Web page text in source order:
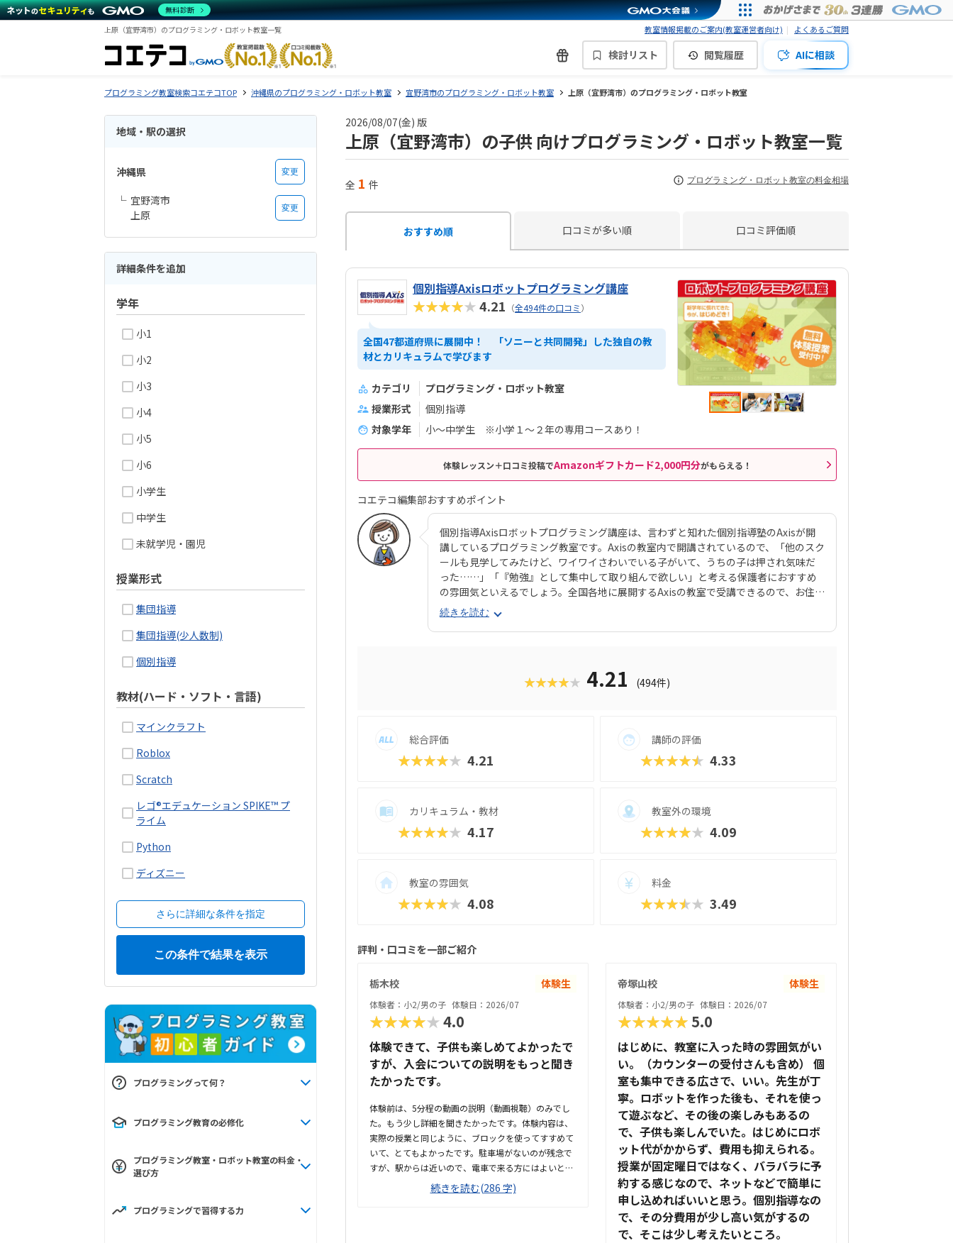
上原（宜野湾市）のプログラミング・ロボット教室一覧 教室情報掲載のご案内(教室運営者向け) よくあるご質問
検討リスト 閲覧履歴 AIに相談
プログラミング教室検索コエテコTOP 沖縄県のプログラミング・ロボット教室 宜野湾市のプログラミング・ロボット教室 上原（宜野湾市）のプログラミング・ロボット教室
地域・駅の選択
沖縄県 変更
宜野湾市
上原
変更
詳細条件を追加
学年
小1
小2
小3
小4
小5
小6
小学生
中学生
未就学児・園児
授業形式
集団指導
集団指導(少人数制)
個別指導
教材(ハード・ソフト・言語)
マインクラフト
Roblox
Scratch
レゴ®エデュケーション SPIKE™ プ
ライム
Python
ディズニー
さらに詳細な条件を指定
プログラミングって何？
プログラミング教育の必修化
プログラミング教室・ロボット教室の料金・
選び方
プログラミングで習得する力
2026/08/07(金) 版
上原（宜野湾市）の子供 向けプログラミング・ロボット教室一覧
全 1 件 プログラミング・ロボット教室の料金相場
おすすめ順 口コミが多い順 口コミ評価順
個別指導Axisロボットプログラミング講座
★★★★★4.21 （全494件の口コミ）
全国47都道府県に展開中！ 「ソニーと共同開発」した独自の教
材とカリキュラムで学びます
カテゴリ
プログラミング・ロボット教室
授業形式
個別指導
対象学年
小～中学生 ※小学１～２年の専用コースあり！
体験レッスン＋口コミ投稿でAmazonギフトカード2,000円分がもらえる！
コエテコ編集部おすすめポイント
個別指導Axisロボットプログラミング講座は、言わずと知れた個別指導塾のAxisが開
講しているプログラミング教室です。Axisの教室内で開講されているので、「他のスク
ールも見学してみたけど、ワイワイさわいでいる子がいて、うちの子は押され気味だ
った……」「『勉強』として集中して取り組んで欲しい」と考える保護者におすすめ
の雰囲気といえるでしょう。全国各地に展開するAxisの教室で受講できるので、お住ま
いの近くでも通いやすい環境が見つかります。教材は運営会社のワオ・コーポレーシ
ョンとソニー・グローバルエデュケーションが共同開発したロボット、KOOV®︎（クー
ブ）。半透明のカラフルなブロックを組み合わせながらロボットを組み立てていくの
プログラミング言語「Python（パイソン）」を学べるマスターコースも用意されてい
＋テキスト費2,860円（80分×月2回）、マスターコースは11,000円＋教材費2,640円
＋テキスト費2,860円（80分×月2回）。年に1度のテキスト費以外、追加料金もかか
りません。明確な料金体系と通いやすさ、ある程度「勉強」の雰囲気を重視する方に
続きを読む
★★★★★ 4.21 (494件)
総合評価
★★★★★ 4.21
講師の評価
★★★★★ 4.33
カリキュラム・教材
★★★★★ 4.17
教室外の環境
★★★★★ 4.09
教室の雰囲気
★★★★★ 4.08
料金
★★★★★ 3.49
評判・口コミを一部ご紹介
栃木校 体験生
体験者：小2/男の子 体験日：2026/07
★★★★★4.0
体験できて、子供も楽しめてよかったで
すが、入会についての説明をもっと聞き
たかったです。
体験前は、5分程の動画の説明（動画視聴）のみでし
た。もう少し詳細を聞きたかったです。体験内容は、
実際の授業と同じように、ブロックを使ってすすめて
いて、とてもよかったです。駐車場がないのが残念で
すが、駅からは近いので、電車で来る方にはよいと思
います。駐輪場はあるようです。教室の雰囲気は、個
室なので他の様子はわからないです。いくつか部屋が
続きを読む(286 字)
帝塚山校 体験生
体験者：小2/男の子 体験日：2026/07
★★★★★5.0
はじめに、教室に入った時の雰囲気がい
い。（カウンターの受付さんも含め） 個
室も集中できる広さで、いい。先生が丁
寧。ロボットを作った後も、それを使っ
て遊ぶなど、その後の楽しみもあるの
で、子供も楽しんでいた。はじめにロボ
ット代がかからず、費用も抑えられる。
授業が固定曜日ではなく、バラバラに予
約する感じなので、ネットなどで簡単に
申し込めればいいと思う。個別指導なの
で、その分費用が少し高い気がするの
で、そこは少し考えたいところ。
無料診断